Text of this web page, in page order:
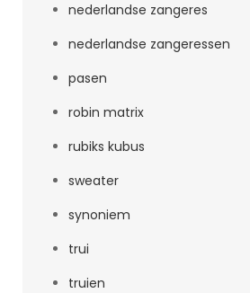
nederlandse zangeres
nederlandse zangeressen
pasen
robin matrix
rubiks kubus
sweater
synoniem
trui
truien